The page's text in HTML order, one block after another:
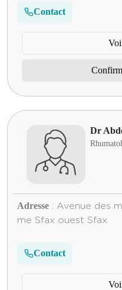
Contact
Dr
Adresse : Avenue des
me Sfax ouest Sfax
Contact